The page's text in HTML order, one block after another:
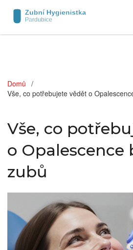
Domů
Vše, co potřebujete vědět o
Vše, co
o Opalescence
zubů